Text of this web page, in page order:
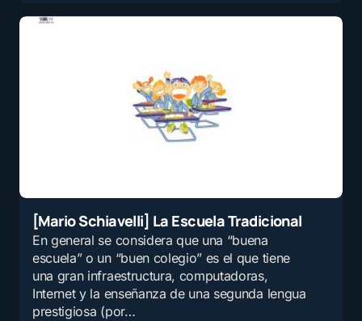
[Mario Schiavelli] La Escuela Tradicional
En general se considera que una “buena
escuela” o un “buen colegio” es el que tiene
una gran infraestructura, computadoras,
Internet y la enseñanza de una segunda lengua
prestigiosa (por…